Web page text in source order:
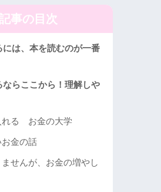
事の目次
は、本を読むのが一番
らここから！理解しや
れる お金の大学
金の話
せんが、お金の増やし